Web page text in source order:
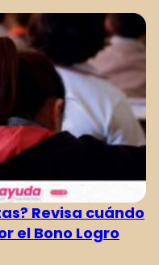
Revisa cuándo
el Bono Logro